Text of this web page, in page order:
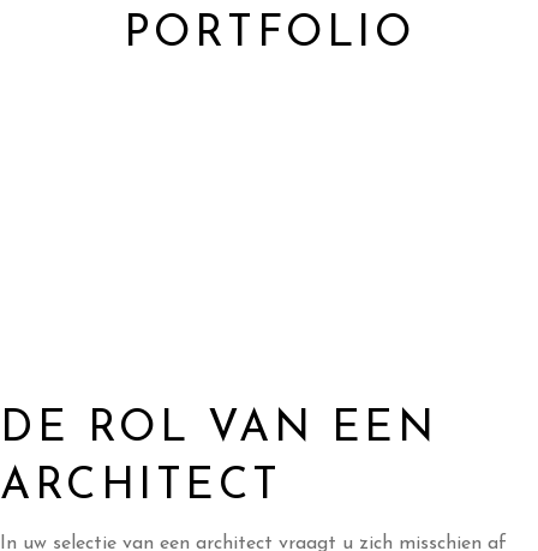
PORTFOLIO
DE ROL VAN EEN
ARCHITECT
In uw selectie van een architect vraagt u zich misschien af